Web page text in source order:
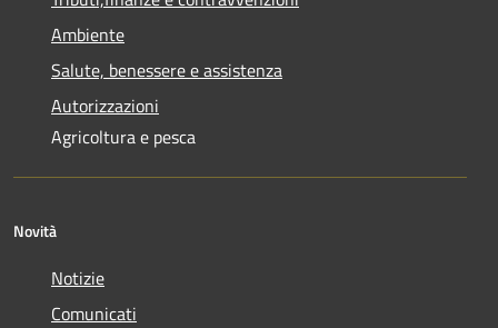
Ambiente
Salute, benessere e assistenza
Autorizzazioni
Agricoltura e pesca
Novità
Notizie
Comunicati